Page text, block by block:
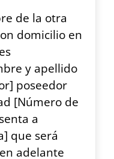
de la otra
domicilio en
y apellido
poseedor
[Número de
a
que será
adelante